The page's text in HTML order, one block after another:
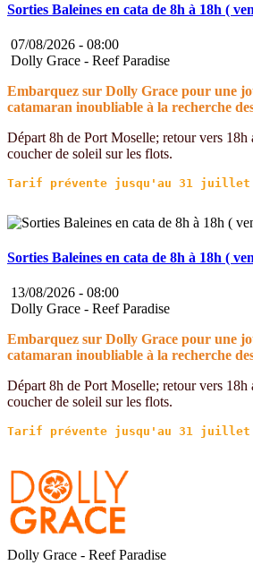
Sorties Baleines en cata de 8h à 18h (
07/08/2026 - 08:00
Dolly Grace - Reef Paradise
Embarquez sur Dolly Grace pour une
catamaran inoubliable à la recherche
Départ 8h de Port Moselle; retour vers 18h
coucher de soleil sur les flots.
Sorties Baleines en cata de 8h à 18h (
13/08/2026 - 08:00
Dolly Grace - Reef Paradise
Embarquez sur Dolly Grace pour une
catamaran inoubliable à la recherche
Départ 8h de Port Moselle; retour vers
coucher de soleil sur les flots.
Dolly Grace - Reef Paradise